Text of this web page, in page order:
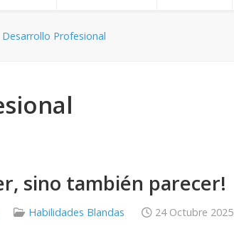
Desarrollo Profesional
sino también parecer!
Habilidades Blandas 24 Octubre 2025